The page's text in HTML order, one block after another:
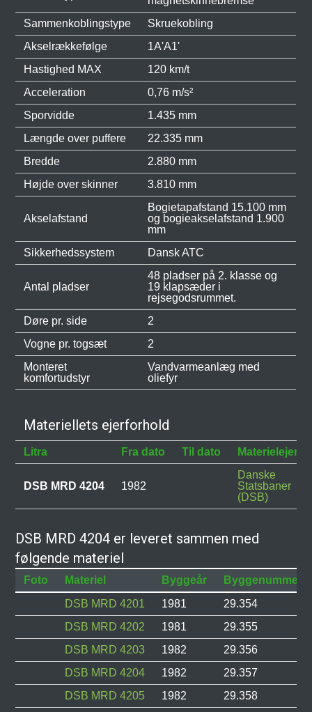
Sammenkoblingstype
Skruekobling
Akselrækkefølge
1A'A1'
Hastighed MAX
120 km/t
Acceleration
0,76 m/s²
Sporvidde
1.435 mm
Længde over puffere
22.335 mm
Bredde
2.880 mm
Højde over skinner
3.810 mm
Akselafstand
Bogietapafstand 15.100 mm
og bogieakselafstand 1.900
mm
Sikkerhedssystem
Dansk ATC
Antal pladser
48 pladser på 2. klasse og
19 klapsæder i
rejsegodsrummet.
Døre pr. side
2
Vogne pr. togsæt
2
Monteret
komfortudstyr
Vandvarmeanlæg med
oliefyr
Materiellets ejerforhold
Litra Fra dato Til dato Materielejer
DSB MRD 4204 1982
Danske
Statsbaner
(DSB)
DSB MRD 4204 er leveret sammen med
følgende materiel
Foto Materiel Byggeår
Byggenummer
DSB MRD 4201
1981
29.354
DSB MRD 4202
1981
29.355
DSB MRD 4203
1982
29.356
DSB MRD 4204
1982
29.357
DSB MRD 4205
1982
29.358